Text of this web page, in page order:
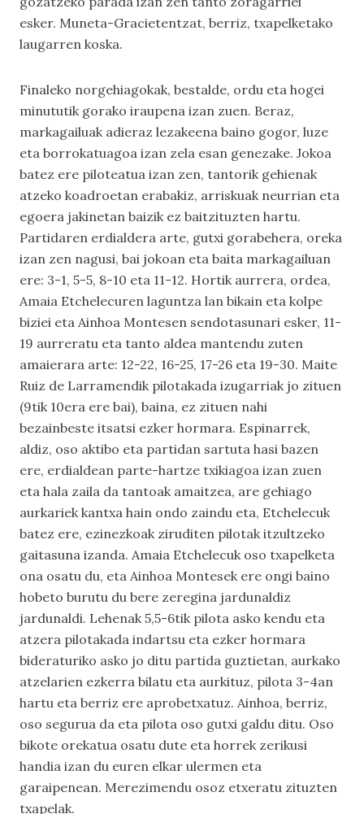
esker. Muneta-Gracietentzat, berriz, txapelketako
laugarren koska.
Finaleko norgehiagokak, bestalde, ordu eta hogei
minututik gorako iraupena izan zuen. Beraz,
markagailuak adieraz lezakeena baino gogor, luze
eta borrokatuagoa izan zela esan genezake. Jokoa
batez ere piloteatua izan zen, tantorik gehienak
atzeko koadroetan erabakiz, arriskuak neurrian eta
egoera jakinetan baizik ez baitzituzten hartu.
Partidaren erdialdera arte, gutxi gorabehera, oreka
izan zen nagusi, bai jokoan eta baita markagailuan
ere: 3-1, 5-5, 8-10 eta 11-12. Hortik aurrera, ordea,
Amaia Etchelecuren laguntza lan bikain eta kolpe
biziei eta Ainhoa Montesen sendotasunari esker, 11-
19 aurreratu eta tanto aldea mantendu zuten
amaierara arte: 12-22, 16-25, 17-26 eta 19-30. Maite
Ruiz de Larramendik pilotakada izugarriak jo zituen
(9tik 10era ere bai), baina, ez zituen nahi
bezainbeste itsatsi ezker hormara. Espinarrek,
aldiz, oso aktibo eta partidan sartuta hasi bazen
ere, erdialdean parte-hartze txikiagoa izan zuen
eta hala zaila da tantoak amaitzea, are gehiago
aurkariek kantxa hain ondo zaindu eta, Etchelecuk
batez ere, ezinezkoak ziruditen pilotak itzultzeko
gaitasuna izanda. Amaia Etchelecuk oso txapelketa
ona osatu du, eta Ainhoa Montesek ere ongi baino
hobeto burutu du bere zeregina jardunaldiz
jardunaldi. Lehenak 5,5-6tik pilota asko kendu eta
atzera pilotakada indartsu eta ezker hormara
bideraturiko asko jo ditu partida guztietan, aurkako
atzelarien ezkerra bilatu eta aurkituz, pilota 3-4an
hartu eta berriz ere aprobetxatuz. Ainhoa, berriz,
oso segurua da eta pilota oso gutxi galdu ditu. Oso
bikote orekatua osatu dute eta horrek zerikusi
handia izan du euren elkar ulermen eta
garaipenean. Merezimendu osoz etxeratu zituzten
txapelak.